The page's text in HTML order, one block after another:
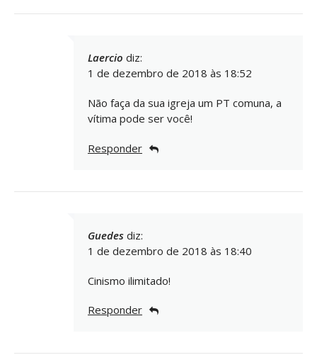
Laercio diz:
1 de dezembro de 2018 às 18:52
Não faça da sua igreja um PT comuna, a
vítima pode ser você!
Responder
Guedes diz:
1 de dezembro de 2018 às 18:40
Cinismo ilimitado!
Responder